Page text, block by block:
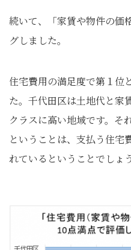
続いて、「家賃や物件の価
グしました。
住宅費用の満足度で第１位
た。千代田区は土地代と家
クラスに高い地域です。そ
ということは、支払う住宅
れているということでしょう